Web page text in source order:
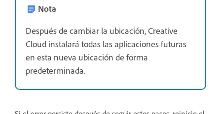
Nota
Después de cambiar la ubicación, Creative
Cloud instalará todas las aplicaciones futuras
en esta nueva ubicación de forma
predeterminada.